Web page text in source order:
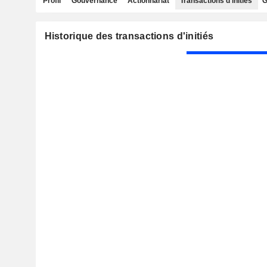
Historique des transactions d'initiés